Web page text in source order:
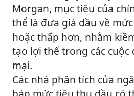
Morgan, mục tiêu của
thể là đưa giá dầu về
hoặc thấp hơn, nhằm
tạo lợi thế trong các
mại.
Các nhà phân tích của